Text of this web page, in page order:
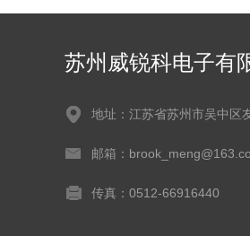
苏州威锐科电子有
地址：江苏省苏州市吴中区
邮箱：
传真：0512-66916440